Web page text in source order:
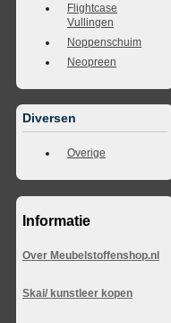
Flightcase
Vullingen
Noppenschuim
Neopreen
Diversen
Overige
Informatie
Over Meubelstoffenshop.nl
Skai/ kunstleer kopen